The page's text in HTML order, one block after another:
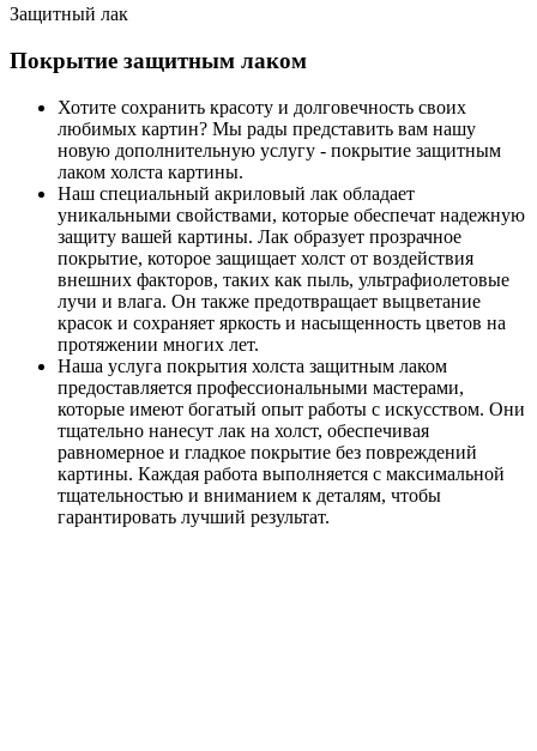
Защитный лак
Покрытие защитным лаком
Хотите сохранить красоту и долговечность своих
любимых картин? Мы рады представить вам нашу
новую дополнительную услугу - покрытие защитным
лаком холста картины.
Наш специальный акриловый лак обладает
уникальными свойствами, которые обеспечат надежную
защиту вашей картины. Лак образует прозрачное
покрытие, которое защищает холст от воздействия
внешних факторов, таких как пыль, ультрафиолетовые
лучи и влага. Он также предотвращает выцветание
красок и сохраняет яркость и насыщенность цветов на
протяжении многих лет.
Наша услуга покрытия холста защитным лаком
предоставляется профессиональными мастерами,
которые имеют богатый опыт работы с искусством. Они
тщательно нанесут лак на холст, обеспечивая
равномерное и гладкое покрытие без повреждений
картины. Каждая работа выполняется с максимальной
тщательностью и вниманием к деталям, чтобы
гарантировать лучший результат.